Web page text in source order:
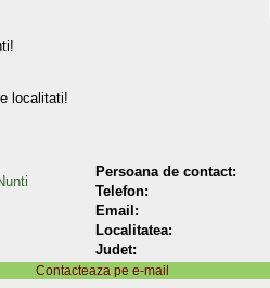
localitati!
Persoana de contact:
Telefon:
Email:
Localitatea:
Judet:
Contacteaza pe e-mail